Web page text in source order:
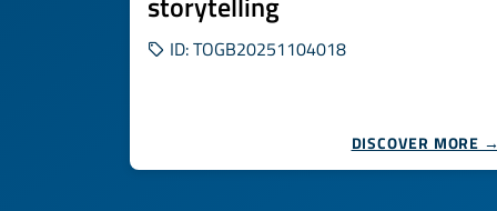
ID: TOGB20251104018
DISCOVER MORE →